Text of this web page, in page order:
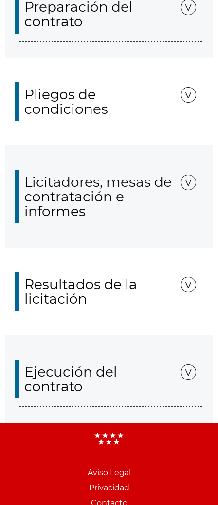
Preparación del
contrato
Pliegos de
condiciones
Licitadores, mesas de
contratación e
informes
Resultados de la
licitación
Ejecución del
contrato
Aviso Legal
Privacidad
Contacto